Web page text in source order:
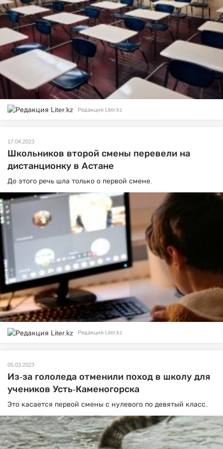
Редакция Liter.kz
17.04.2023
Школьников второй смены перевели на
дистанционку в Астане
До этого речь шла только о первой смене.
Редакция Liter.kz
05.03.2023
Из-за гололеда отменили поход в школу для
учеников Усть-Каменогорска
Это касается первой смены с нулевого по девятый класс.